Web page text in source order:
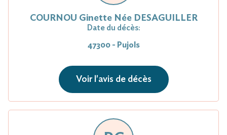
COURNOU Ginette Née DESAGUILLER
Date du décès:
47300 - Pujols
Voir l'avis de décès